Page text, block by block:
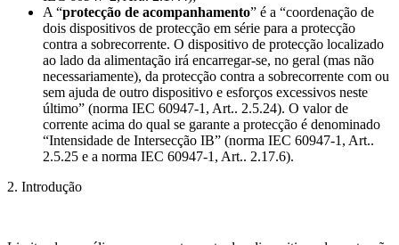
A “protecção de acompanhamento” é a “coordenação de
dois dispositivos de protecção em série para a protecção
contra a sobrecorrente. O dispositivo de protecção localizado
ao lado da alimentação irá encarregar-se, no geral (mas não
necessariamente), da protecção contra a sobrecorrente com ou
sem ajuda de outro dispositivo e esforços excessivos neste
último” (norma IEC 60947-1, Art.. 2.5.24). O valor de
corrente acima do qual se garante a protecção é denominado
“Intensidade de Intersecção IB” (norma IEC 60947-1, Art..
2.5.25 e a norma IEC 60947-1, Art.. 2.17.6).
2. Introdução